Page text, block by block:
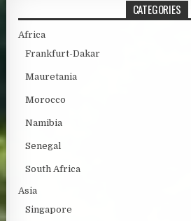
CATEGORIES
Africa
Frankfurt-Dakar
Mauretania
Morocco
Namibia
Senegal
South Africa
Asia
Singapore